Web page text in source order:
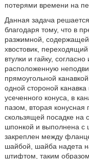
потерями времени на
Данная задача
благодаря тому, что в
разжимной,
хвостовик,
втулки и гайку,
расположенную
прямоугольной
одной стороной
усеченного конуса, в
пазом, вторая
скользящей посадке на
шпонкой и выполнена с
закреплен между
шайбой, шайба надета
штифтом, таким